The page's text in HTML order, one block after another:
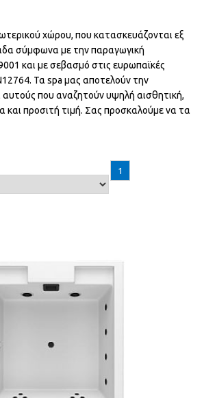
χώρου, που κατασκευάζονται εξ
σύμφωνα με την παραγωγική
και με σεβασμό στις ευρωπαϊκές
Τα spa μας αποτελούν την
αυτούς που αναζητούν υψηλή αισθητική,
και προσιτή τιμή. Σας προσκαλούμε να τα
1